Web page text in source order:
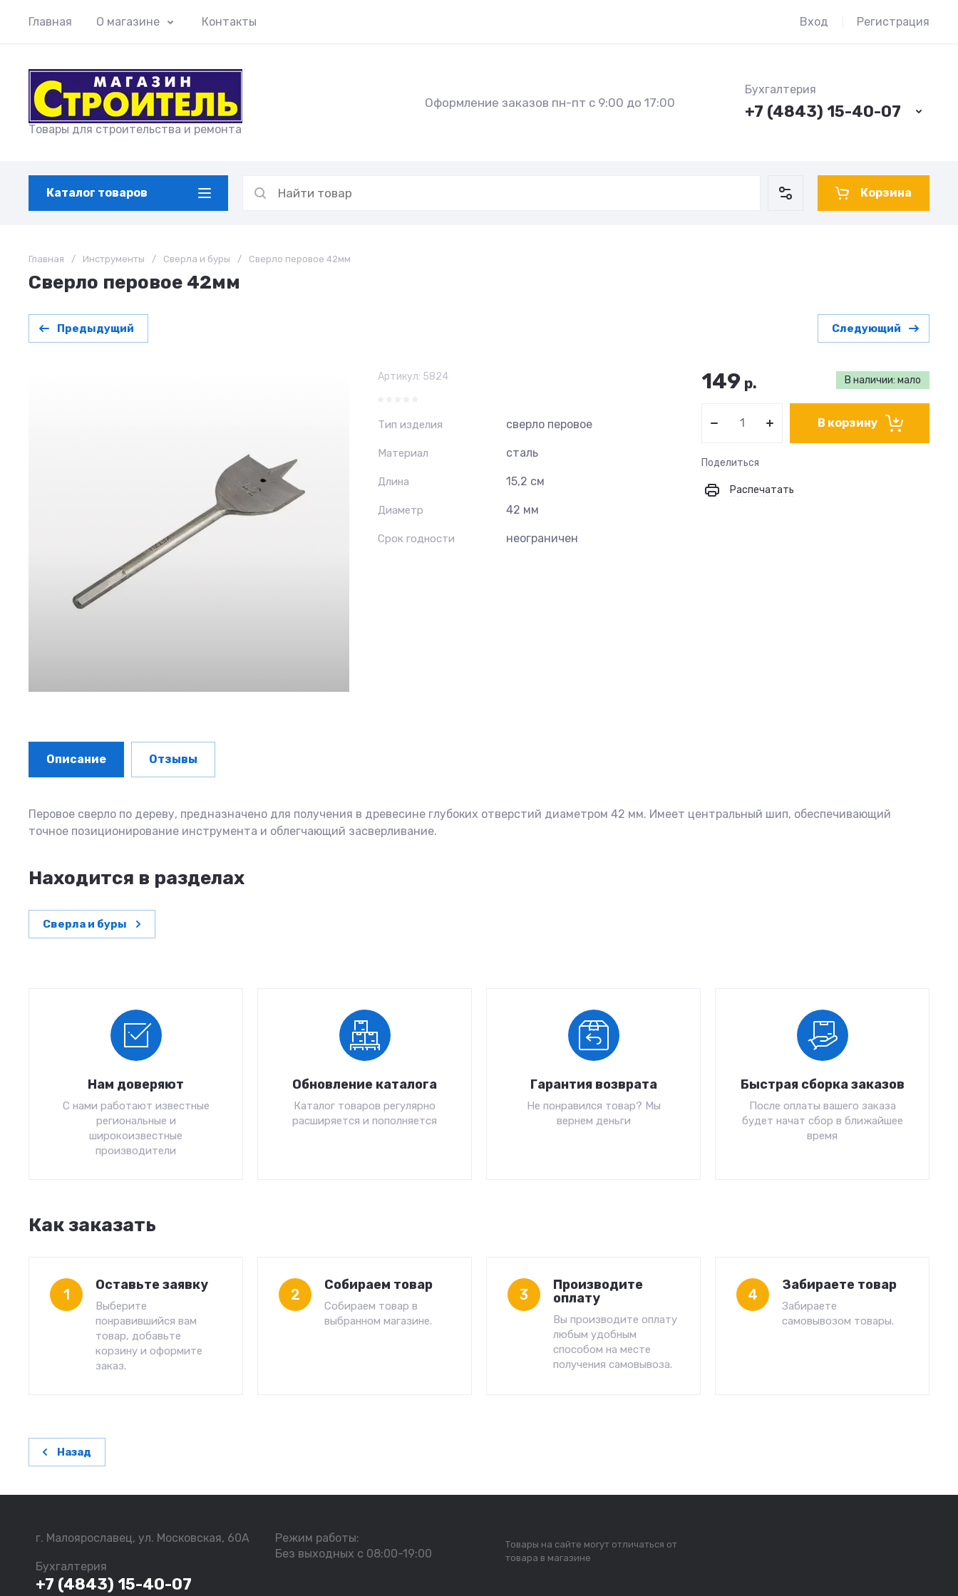
Главная О магазине Контакты Вход Регистрация
Товары для строительства и ремонта
Оформление заказов пн-пт с 9:00 до 17:00
Бухгалтерия
+7 (4843) 15-40-07
Каталог товаров Корзина
Главная / Инструменты / Сверла и буры / Сверло перовое 42мм
Сверло перовое 42мм
Предыдущий Следующий
Артикул: 5824
Тип изделия сверло перовое
Материал сталь
Длина 15,2 см
Диаметр 42 мм
Срок годности неограничен
В наличии: мало
149 р.
В корзину
Поделиться
Распечатать
Описание Отзывы
Перовое сверло по дереву, предназначено для получения в древесине глубоких отверстий диаметром 42 мм. Имеет центральный шип, обеспечивающий
точное позиционирование инструмента и облегчающий засверливание.
Находится в разделах
Сверла и буры
Нам доверяют
С нами работают известные
региональные и
широкоизвестные
производители
Обновление каталога
Каталог товаров регулярно
расширяется и пополняется
Гарантия возврата
Не понравился товар? Мы
вернем деньги
Быстрая сборка заказов
После оплаты вашего заказа
будет начат сбор в ближайшее
время
Как заказать
1
Оставьте заявку
Выберите
понравившийся вам
товар, добавьте
корзину и оформите
заказ.
2
Собираем товар
Собираем товар в
выбранном магазине.
3
Производите
оплату
Вы производите оплату
любым удобным
способом на месте
получения самовывоза.
4
Забираете товар
Забираете
самовывозом товары.
Назад
г. Малоярославец, ул. Московская, 60А
Бухгалтерия
+7 (4843) 15-40-07
Режим работы:
Без выходных с 08:00-19:00
Товары на сайте могут отличаться от
товара в магазине